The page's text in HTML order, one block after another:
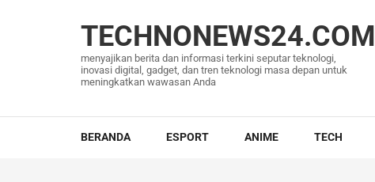
TECHNONEWS24.COM
menyajikan berita dan informasi terkini seputar teknologi,
inovasi digital, gadget, dan tren teknologi masa depan untuk
meningkatkan wawasan Anda
BERANDA ESPORT ANIME TECH